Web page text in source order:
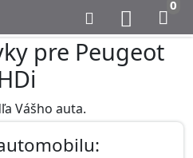
0
pre Peugeot
Vášho auta.